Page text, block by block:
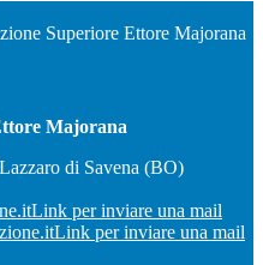
Superiore Ettore Majorana
Majorana
di Savena (BO)
Link per inviare una mail
Link per inviare una mail